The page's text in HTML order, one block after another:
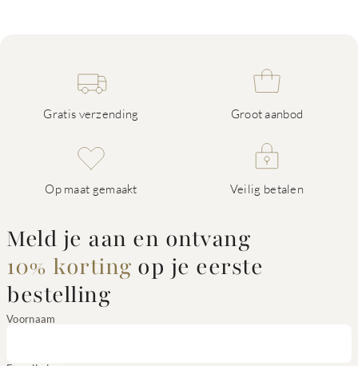
Gratis verzending Groot aanbod
Op maat gemaakt Veilig betalen
Meld je aan en ontvang
10% korting op je eerste
bestelling
Voornaam